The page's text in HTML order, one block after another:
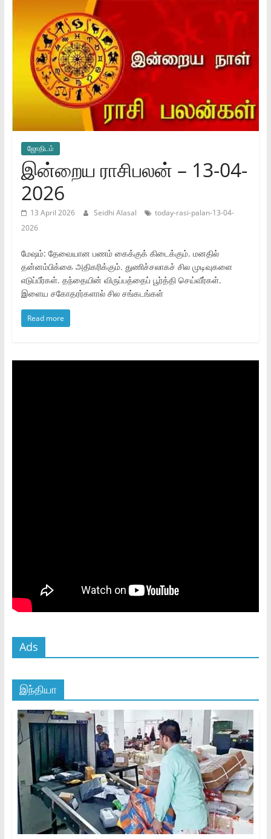
ஜோ‌திட‌ம்
இன்றைய ராசிபலன் – 13-04-
2026
13 April 2026 Seidhi Alasal
today-rasi-palan-13-04-
2026
மேஷம்: தேவையான பணம் கைக்குக் கிடைக்கும். மனதில்
தன்னம்பிக்கை அதிகரிக்கும். துணிச்சலாகச் சில முடிவுகளை
எடுப்பீர்கள். தந்தையின் விருப்பத்தைப் பூர்த்தி செய்வீர்கள்.
இளைய சகோதரர்களால் சில சங்கடங்கள்
Read more
Ads
இந்தியா